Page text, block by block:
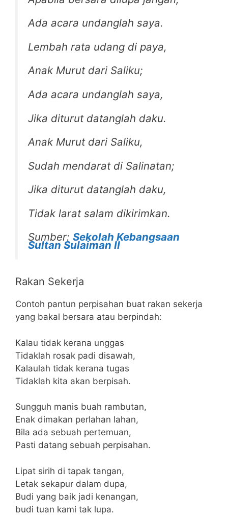
Ada acara undanglah saya.
Lembah rata udang di paya,
Anak Murut dari Saliku;
Ada acara undanglah saya,
Jika diturut datanglah daku.
Anak Murut dari Saliku,
Sudah mendarat di Salinatan;
Jika diturut datanglah daku,
Tidak larat salam dikirimkan.
Sumber: Sekolah Kebangsaan
Sultan Sulaiman II
Rakan Sekerja
Contoh pantun perpisahan buat rakan sekerja
yang bakal bersara atau berpindah:
Kalau tidak kerana unggas
Tidaklah rosak padi disawah,
Kalaulah tidak kerana tugas
Tidaklah kita akan berpisah.
Sungguh manis buah rambutan,
Enak dimakan perlahan lahan,
Bila ada sebuah pertemuan,
Pasti datang sebuah perpisahan.
Lipat sirih di tapak tangan,
Letak sekapur dalam dupa,
Budi yang baik jadi kenangan,
budi tuan kami tak lupa.